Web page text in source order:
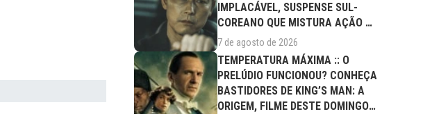
IMPLACÁVEL, SUSPENSE SUL-
COREANO QUE MISTURA AÇÃO E
DRAMA FAMILIAR
7 de agosto de 2026
TEMPERATURA MÁXIMA :: O
PRELÚDIO FUNCIONOU? CONHEÇA
BASTIDORES DE KING’S MAN: A
ORIGEM, FILME DESTE DOMINGO